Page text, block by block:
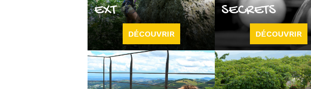
EXT
DÉCOUVRIR
SECRETS
DÉCOUVRIR